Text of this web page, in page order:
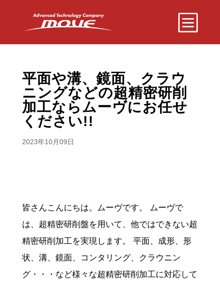
平面や溝、鏡面、クラウ
ニングなどの超精密研削
加工ならムーヴにお任せ
ください!!
2023年10月09日
皆さんこんにちは。ムーヴです。 ムーヴで
は、超精密研削盤を用いて、他ではできない超
精密研削加工を実現します。 平面、成形、形
状、溝、鏡面、コンタリング、クラウニン
グ・・・など様々な超精密研削加工に対応して